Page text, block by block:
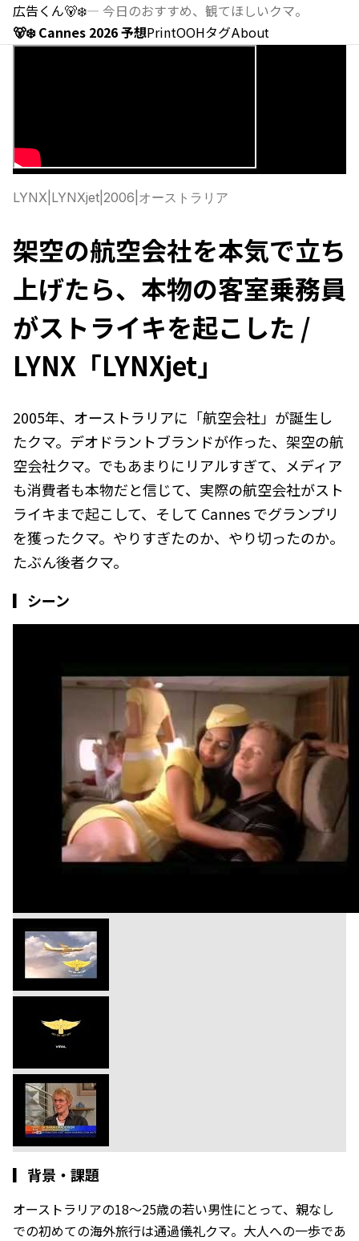
広告くん🐻‍❄️— 今日のおすすめ、観てほしいクマ。
🐻‍❄️ Cannes 2026 予想PrintOOHタグAbout
LYNX LYNXjet 2006 オーストラリア
架空の航空会社を本気で立ち
上げたら、本物の客室乗務員
がストライキを起こした /
LYNX「LYNXjet」
2005年、オーストラリアに「航空会社」が誕生し
たクマ。デオドラントブランドが作った、架空の航
空会社クマ。でもあまりにリアルすぎて、メディア
も消費者も本物だと信じて、実際の航空会社がスト
ライキまで起こして、そして Cannes でグランプリ
を獲ったクマ。やりすぎたのか、やり切ったのか。
たぶん後者クマ。
▎シーン
▎ 背景・課題
オーストラリアの18〜25歳の若い男性にとって、親なし
での初めての海外旅行は通過儀礼クマ。大人への一歩であ